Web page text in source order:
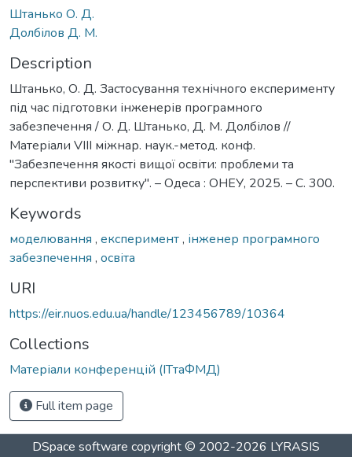
Штанько О. Д.
Долбілов Д. М.
Description
Штанько, О. Д. Застосування технічного експерименту
під час підготовки інженерів програмного
забезпечення / О. Д. Штанько, Д. М. Долбілов //
Матеріали VІІІ міжнар. наук.-метод. конф.
''Забезпечення якості вищої освіти: проблеми та
перспективи розвитку". – Одеса : ОНЕУ, 2025. – С. 300.
Keywords
моделювання , експеримент, інженер програмного
забезпечення , освіта
URI
https://eir.nuos.edu.ua/handle/123456789/10364
Collections
Матеріали конференцій (ІТтаФМД)
Full item page
DSpace software copyright © 2002-2026 LYRASIS